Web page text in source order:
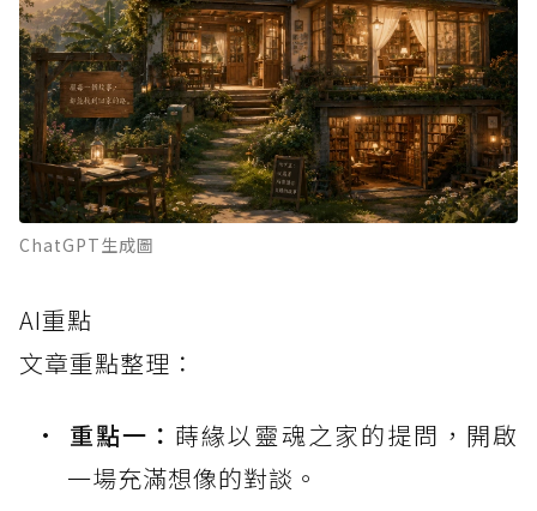
ChatGPT生成圖
AI重點
文章重點整理：
重點一： 蒔緣以靈魂之家的提問，開啟
一場充滿想像的對談。